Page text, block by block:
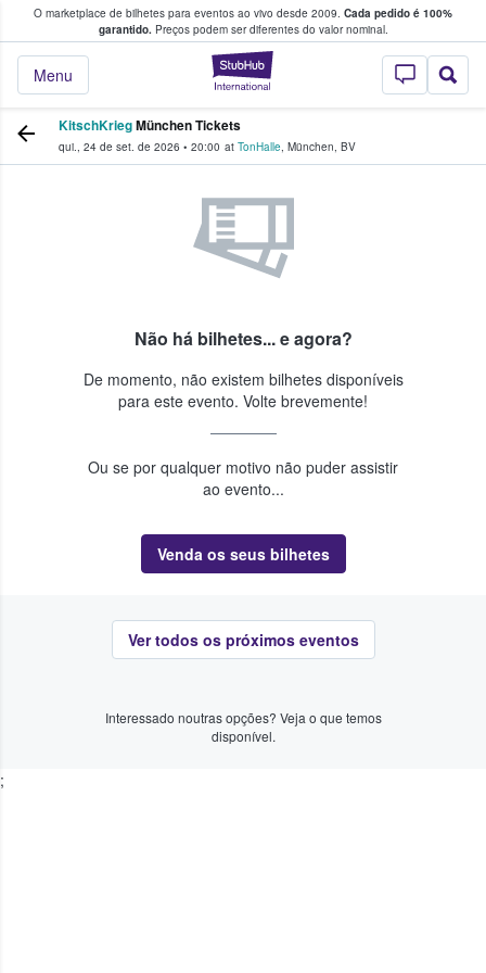
O marketplace de bilhetes para eventos ao vivo desde 2009. Cada pedido é 100%
garantido.Preços podem ser diferentes do valor nominal.
StubHub – onde
Menu
fãs compram e vendem bilhetes
KitschKriegMünchen Tickets
qui., 24 de set. de 2026 • 20:00 at TonHalle, München, BV
Não há bilhetes... e agora?
De momento, não existem bilhetes disponíveis
para este evento. Volte brevemente!
Ou se por qualquer motivo não puder assistir
ao evento...
Venda os seus bilhetes
Ver todos os próximos eventos
Interessado noutras opções? Veja o que temos
disponível.
;